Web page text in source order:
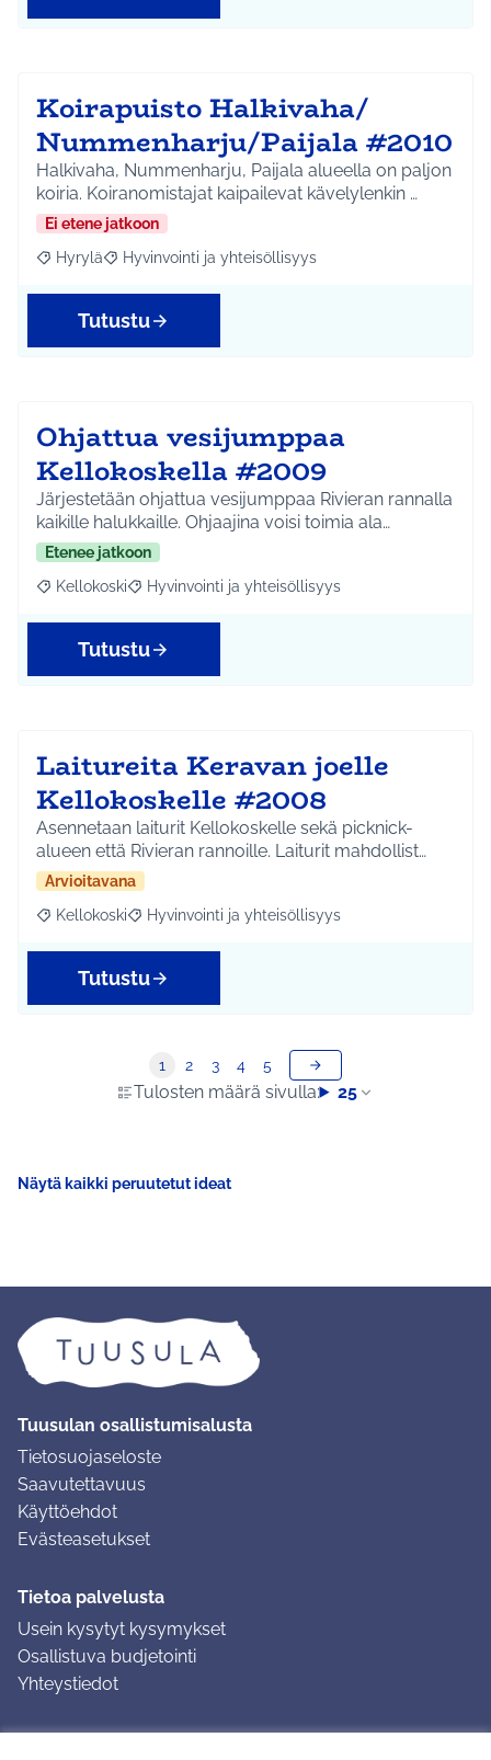
Koirapuisto Halkivaha/
Nummenharju/Paijala #2010
Halkivaha, Nummenharju, Paijala alueella on paljon
koiria. Koiranomistajat kaipailevat kävelylenkin …
Ei etene jatkoon
Rajaa tulokset aihepiirin mukaan: Hyrylä
Hyrylä Rajaa tulokset teeman mukaan: Hyvinvointi ja
Hyvinvointi ja yhteisöllisyys
Tutustu
Ohjattua vesijumppaa
Kellokoskella #2009
Järjestetään ohjattua vesijumppaa Rivieran rannalla
kaikille halukkaille. Ohjaajina voisi toimia ala…
Etenee jatkoon
Rajaa tulokset aihepiirin mukaan: Kellokoski
Kellokoski Rajaa tulokset teeman mukaan: Hyvinvointi ja
Hyvinvointi ja yhteisöllisyys
Tutustu
Laitureita Keravan joelle
Kellokoskelle #2008
Asennetaan laiturit Kellokoskelle sekä picknick-
alueen että Rivieran rannoille. Laiturit mahdollist…
Arvioitavana
Rajaa tulokset aihepiirin mukaan: Kellokoski
Kellokoski Rajaa tulokset teeman mukaan: Hyvinvointi ja
Hyvinvointi ja yhteisöllisyys
Tutustu
Tulosten määrä sivulla: 25
1 2 3 4 5
Näytä kaikki peruutetut ideat
Tuusulan osallistumisalusta
Tietosuojaseloste
Saavutettavuus
Käyttöehdot
Evästeasetukset
Tietoa palvelusta
Usein kysytyt kysymykset
Osallistuva budjetointi
Yhteystiedot